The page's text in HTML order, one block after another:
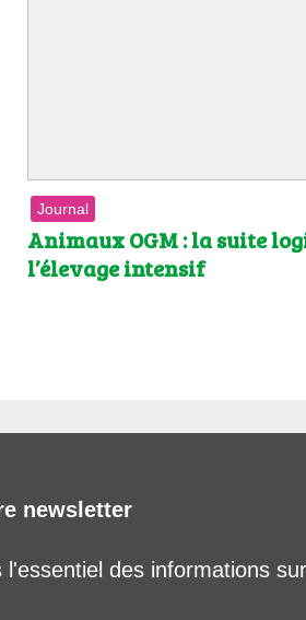
Journal
Animaux OGM : la suite
l’élevage intensif
newsletter
l'essentiel des informations